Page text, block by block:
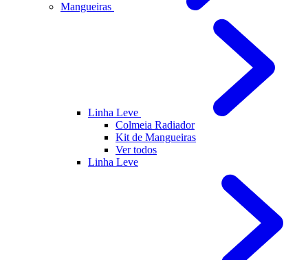
Mangueiras
Linha Leve
Colmeia Radiador
Kit de Mangueiras
Ver todos
Linha Leve